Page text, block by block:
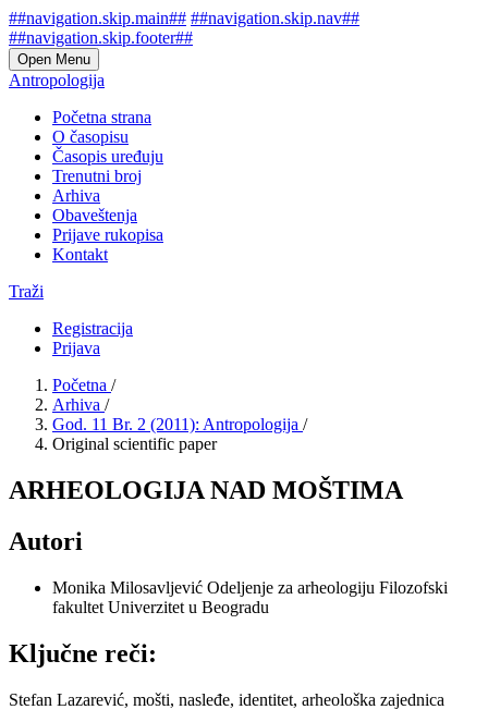
##navigation.skip.main## ##navigation.skip.nav##
##navigation.skip.footer##
Open Menu
Antropologija
Početna strana
O časopisu
Časopis uređuju
Trenutni broj
Arhiva
Obaveštenja
Prijave rukopisa
Kontakt
Traži
Registracija
Prijava
Početna /
Arhiva /
God. 11 Br. 2 (2011): Antropologija /
Original scientific paper
ARHEOLOGIJA NAD MOŠTIMA
Autori
Monika Milosavljević Odeljenje za arheologiju Filozofski
fakultet Univerzitet u Beogradu
Ključne reči:
Stefan Lazarević, mošti, nasleđe, identitet, arheološka zajednica